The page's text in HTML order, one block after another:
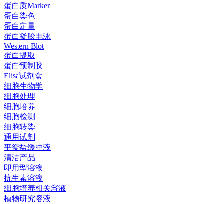
蛋白质Marker
蛋白染色
蛋白定量
蛋白凝胶电泳
Western Blot
蛋白提取
蛋白预制胶
Elisa试剂盒
细胞生物学
细胞处理
细胞培养
细胞检测
细胞转染
通用试剂
平衡盐缓冲液
清洁产品
即用型溶液
抗生素溶液
细胞培养相关溶液
植物研究溶液